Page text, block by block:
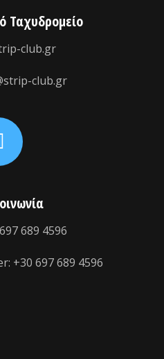
Ταχυδρομείο
club.gr
club.gr
689 4596
+30 697 689 4596